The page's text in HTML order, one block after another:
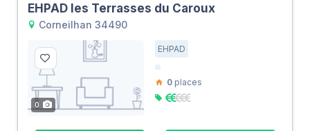
EHPAD les Terrasses du Caroux
Corneilhan 34490
0
EHPAD
0 places